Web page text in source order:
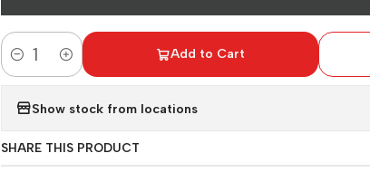
Quantity
Add to Cart
Show stock from locations
SHARE THIS PRODUCT